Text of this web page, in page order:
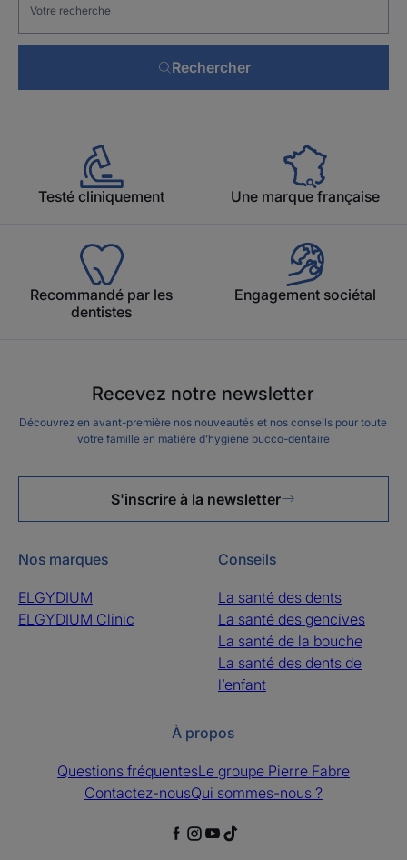
Rechercher
Testé cliniquement Une marque française
Recommandé par les
dentistes
Engagement sociétal
Recevez notre newsletter
Découvrez en avant-première nos nouveautés et nos conseils pour toute
votre famille en matière d’hygiène bucco-dentaire
S'inscrire à la newsletter
Nos marques
ELGYDIUM
ELGYDIUM Clinic
Conseils
La santé des dents
La santé des gencives
La santé de la bouche
La santé des dents de
l’enfant
À propos
Questions fréquentesLe groupe Pierre Fabre
Contactez-nousQui sommes-nous ?